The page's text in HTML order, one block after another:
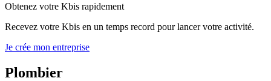
Obtenez votre Kbis rapidement
Recevez votre Kbis en un temps record pour lancer votre activité.
Je crée mon entreprise
Plombier